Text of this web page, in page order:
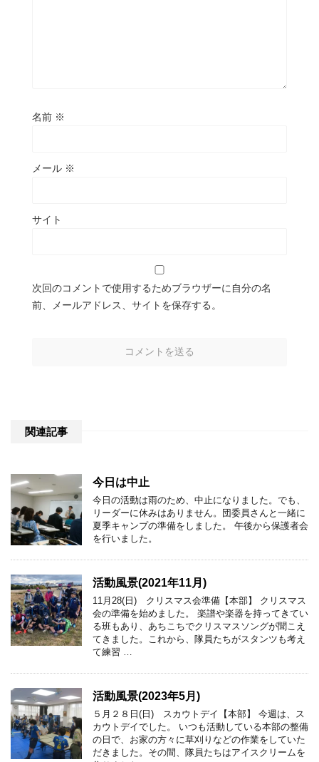
名前 ※
メール ※
サイト
次回のコメントで使用するためブラウザーに自分の名
前、メールアドレス、サイトを保存する。
関連記事
今日は中止
今日の活動は雨のため、中止になりました。でも、
リーダーに休みはありません。団委員さんと一緒に
夏季キャンプの準備をしました。 午後から保護者会
を行いました。
活動風景(2021年11月)
11月28(日) クリスマス会準備【本部】 クリスマス
会の準備を始めました。 楽譜や楽器を持ってきてい
る班もあり、あちこちでクリスマスソングが聞こえ
てきました。これから、隊員たちがスタンツも考え
て練習 …
活動風景(2023年5月)
５月２８日(日) スカウトデイ【本部】 今週は、ス
カウトデイでした。 いつも活動している本部の整備
の日で、お家の方々に草刈りなどの作業をしていた
だきました。その間、隊員たちはアイスクリームを